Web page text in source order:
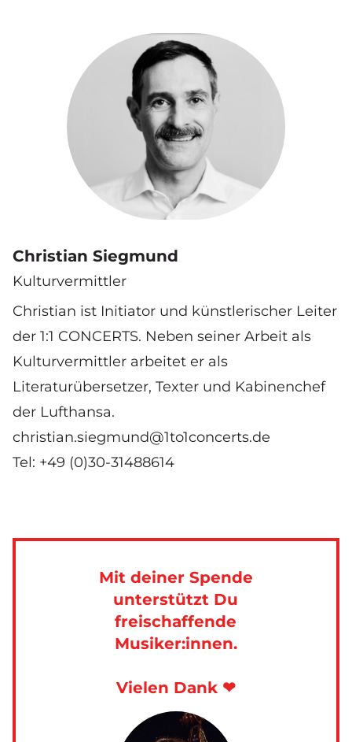
Christian Siegmund
Kulturvermittler
Christian ist Initiator und künstlerischer Leiter
der 1:1 CONCERTS. Neben seiner Arbeit als
Kulturvermittler arbeitet er als
Literaturübersetzer, Texter und Kabinenchef
der Lufthansa.
christian.siegmund@1to1concerts.de
Tel: +49 (0)30-31488614
Mit deiner Spende
unterstützt Du
freischaffende
Musiker:innen.
Vielen Dank ❤